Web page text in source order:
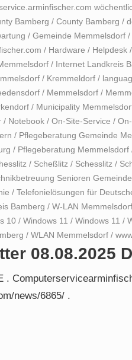
Bamberg / County Bamberg /
/ Gemeinde Memmelsdorf /
/ Hardware / Helpdesk /
/ Internet Landkreis
/ Kremmeldorf /
/ Memmelsdorf /
/ Municipality
/ Notebook / On-Site-Service /
/ Pflegeberatung Gemeinde
/ Pflegeberatung Memmelsdorf
/ Scheßlitz / Schesslitz /
Senioren
/ Telefonielösungen für
Bamberg / W-LAN Memmelsdorf
10 / Windows 11 / Windows 11 /
/ WLAN Memmelsdorf /
08.08.2025
.
news/6865/ .